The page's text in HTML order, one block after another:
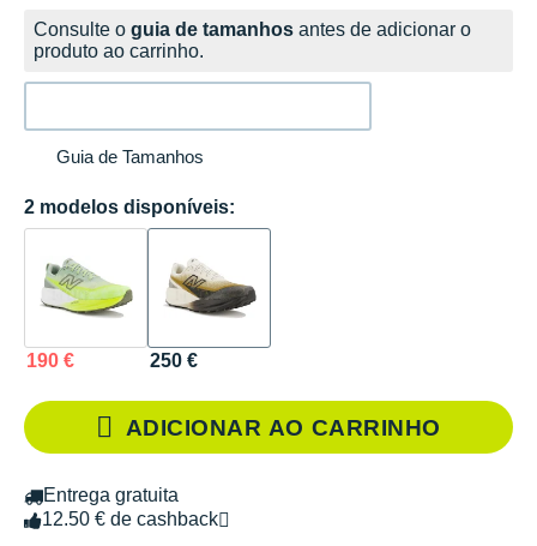
Consulte o guia de tamanhos antes de adicionar o
produto ao carrinho.
Guia de Tamanhos
2 modelos disponíveis:
190 € 250 €
ADICIONAR AO CARRINHO
Entrega gratuita
12.50 € de cashback